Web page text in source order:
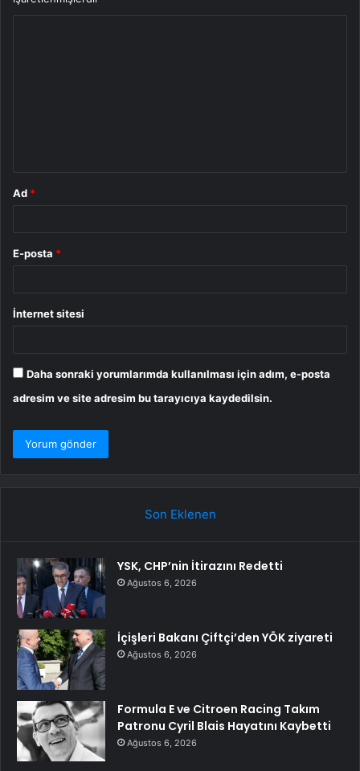
Ad *
E-posta *
İnternet sitesi
Daha sonraki yorumlarımda kullanılması için adım, e-posta
adresim ve site adresim bu tarayıcıya kaydedilsin.
Son Eklenen
YSK, CHP’nin İtirazını Redetti
Ağustos 6, 2026
İçişleri Bakanı Çiftçi’den YÖK ziyareti
Ağustos 6, 2026
Formula E ve Citroen Racing Takım
Patronu Cyril Blais Hayatını Kaybetti
Ağustos 6, 2026